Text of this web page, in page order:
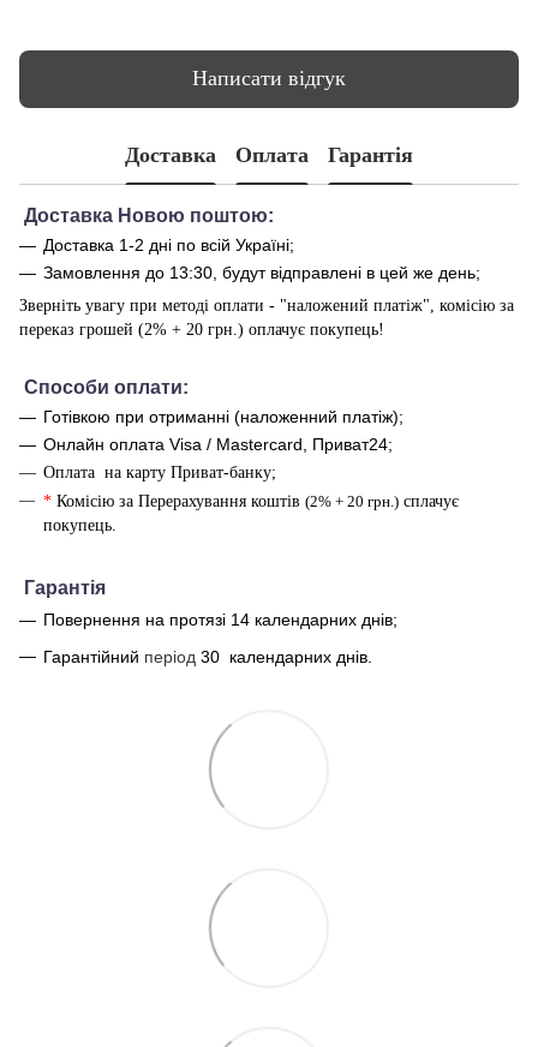
Написати відгук
Доставка Оплата Гарантія
Доставка Новою поштою:
Доставка 1-2 дні по всій Україні;
Замовлення до 13:30, будут відправлені в цей же день;
Зверніть увагу при методі оплати - "наложений платіж", комісію за
переказ грошей (2% + 20 грн.) оплачує покупець!
Способи оплати:
Готівкою при отриманні (наложенний платіж);
Онлайн оплата Visa / Mastercard, Приват24;
Оплата на карту Приват-банку;
* Комісію за Перерахування коштів (2% + 20 грн.) сплачує
покупець.
Гарантія
Повернення на протязі 14 календарних днів;
Гарантійний період 30 календарних днів.